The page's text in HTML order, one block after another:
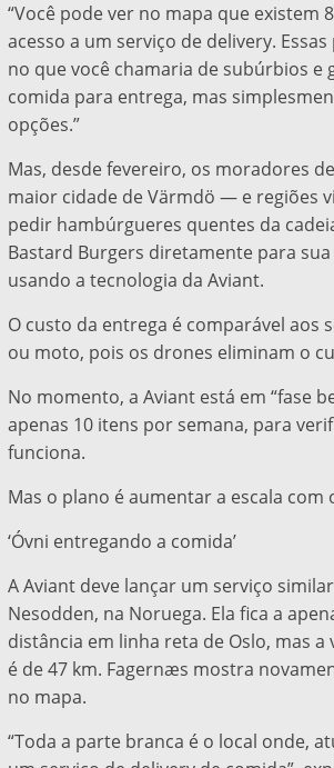
“Você pode ver no mapa que existem
acesso a um serviço de delivery.
no que você chamaria de subúrbios e
comida para entrega, mas
opções.”
Mas, desde fevereiro, os moradores
maior cidade de Värmdö — e regiões
pedir hambúrgueres quentes da
Bastard Burgers diretamente para
usando a tecnologia da Aviant.
O custo da entrega é comparável aos
ou moto, pois os drones eliminam o
No momento, a Aviant está em “fase
apenas 10 itens por semana, para
funciona.
Mas o plano é aumentar a escala com
‘Óvni entregando a comida’
A Aviant deve lançar um serviço
Nesodden, na Noruega. Ela fica a
distância em linha reta de Oslo, mas
é de 47 km. Fagernæs mostra
no mapa.
“Toda a parte branca é o local onde,